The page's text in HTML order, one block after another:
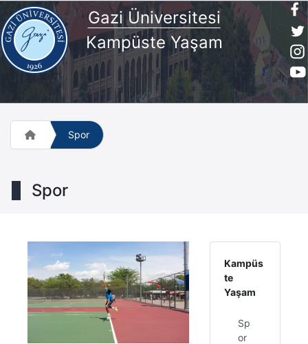
Gazi Üniversitesi
Kampüste Yaşam
Spor
Spor
Kampüs
te
Yaşam
Sp
or